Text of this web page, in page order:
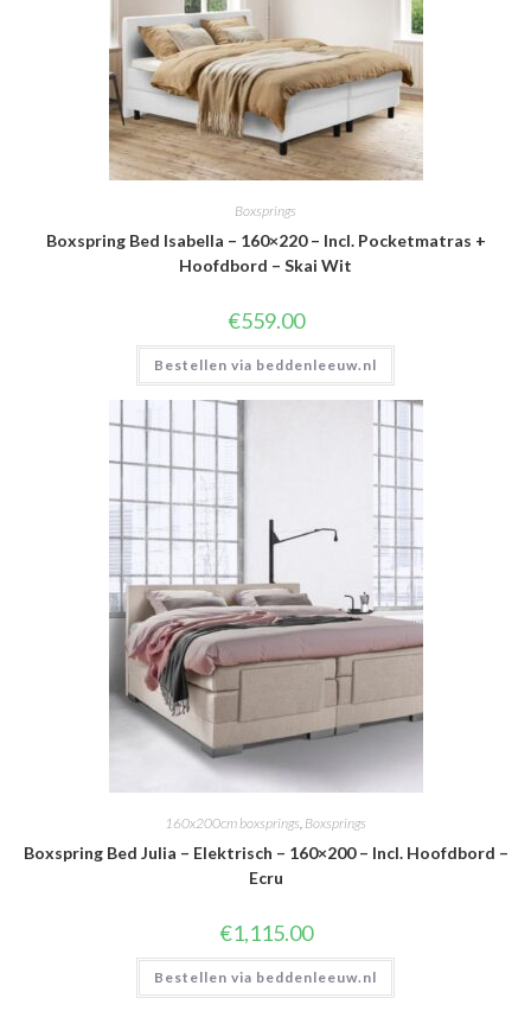
Boxsprings
Boxspring Bed Isabella – 160×220 – Incl. Pocketmatras +
Hoofdbord – Skai Wit
€559.00
Bestellen via beddenleeuw.nl
160x200cm boxsprings, Boxsprings
Boxspring Bed Julia – Elektrisch – 160×200 – Incl. Hoofdbord –
Ecru
€1,115.00
Bestellen via beddenleeuw.nl